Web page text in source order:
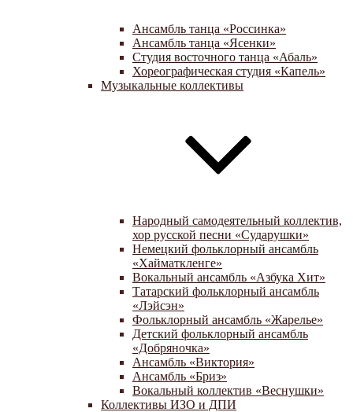
Ансамбль танца «Россинка»
Ансамбль танца «Ясенки»
Студия восточного танца «Абаль»
Хореографическая студия «Капель»
Музыкальные коллективы
Народный самодеятельный коллектив,
хор русской песни «Сударушки»
Немецкий фольклорный ансамбль
«Хайматкленге»
Вокальный ансамбль «Азбука Хит»
Татарский фольклорный ансамбль
«Лэйсэн»
Фольклорный ансамбль «Жарелье»
Детский фольклорный ансамбль
«Добряночка»
Ансамбль «Виктория»
Ансамбль «Бриз»
Вокальный коллектив «Веснушки»
Коллективы ИЗО и ДПИ